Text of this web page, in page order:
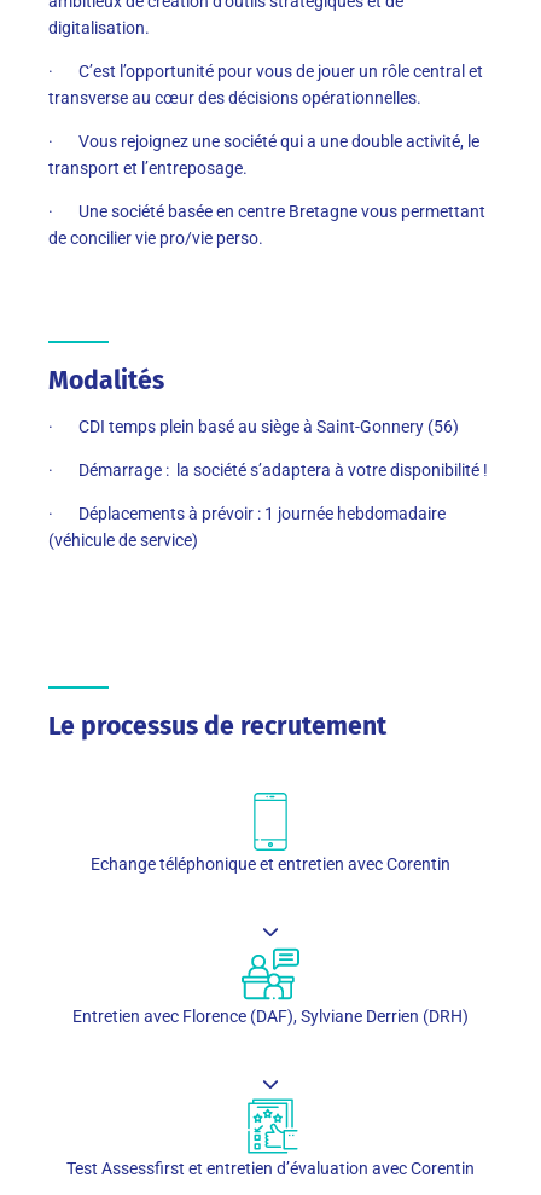
digitalisation.
· C’est l’opportunité pour vous de jouer un rôle central et
transverse au cœur des décisions opérationnelles.
· Vous rejoignez une société qui a une double activité, le
transport et l’entreposage.
· Une société basée en centre Bretagne vous permettant
de concilier vie pro/vie perso.
Modalités
· CDI temps plein basé au siège à Saint-Gonnery (56)
· Démarrage : la société s’adaptera à votre disponibilité !
· Déplacements à prévoir : 1 journée hebdomadaire
(véhicule de service)
Le processus de recrutement
Echange téléphonique et entretien avec Corentin
Entretien avec Florence (DAF), Sylviane Derrien (DRH)
Test Assessfirst et entretien d’évaluation avec Corentin